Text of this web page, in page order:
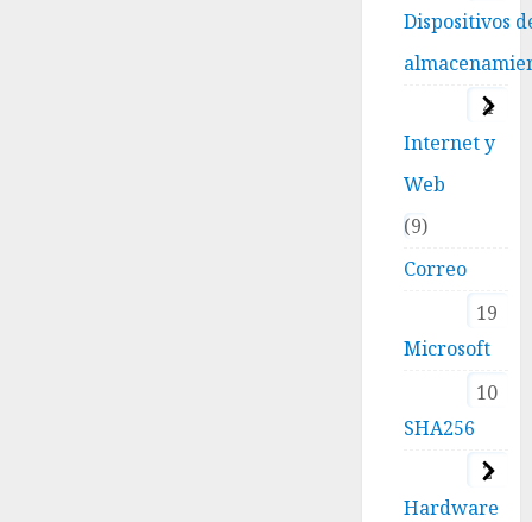
Dispositivos
4
Internet y
Web
9
Correo
19
Microsoft
10
SHA256
2
Hardware